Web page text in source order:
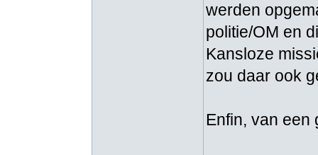
werden
politie/OM en
Kansloze
zou daar ook
Enfin, van een